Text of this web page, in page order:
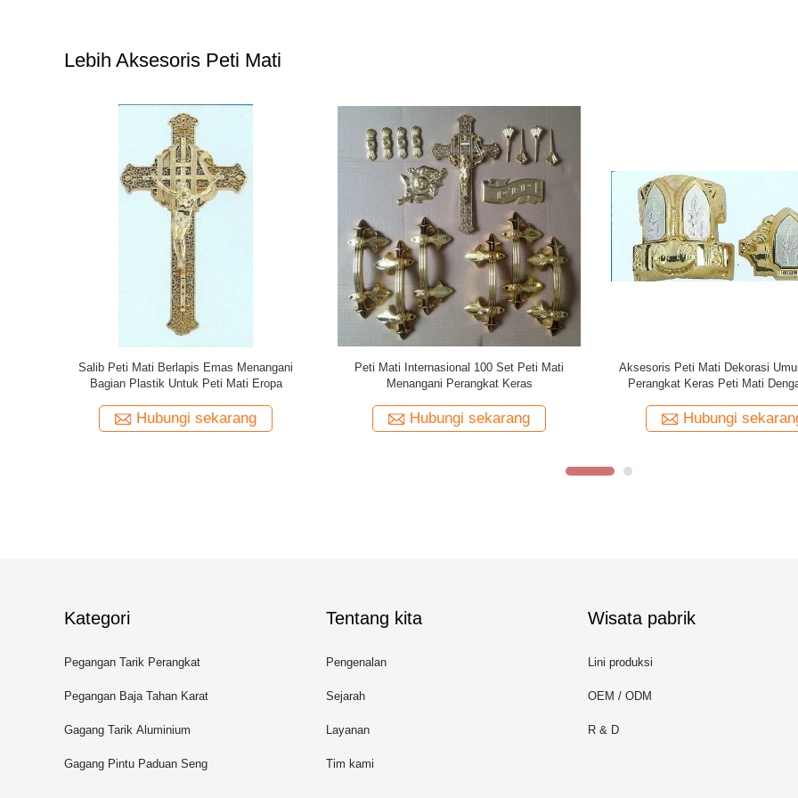
Lebih Aksesoris Peti Mati
Pegangan Logam Ornamen Peti Mati Untuk
Bantalan Peti Mati / Produk Pemakaman
Hubungi sekarang
Warna Emas Peti Mati Plastik Menangani
Aksesoris Peti Mati Dengan Gaya Modern
Hubungi sekarang
Peti Mati Menangani Swing Bar
Aksesoris Peti Mati
Hubungi
Kategori
Pegangan Tarik Perangkat
Keras
Pegangan Baja Tahan Karat
Gagang Tarik Aluminium
Gagang Pintu Paduan Seng
Tentang kita
Pengenalan
Sejarah
Layanan
Tim kami
Wisata pabrik
Lini produksi
OEM / ODM
R & D